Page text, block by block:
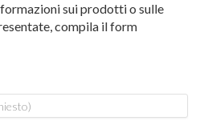
sui prodotti o sulle
compila il form